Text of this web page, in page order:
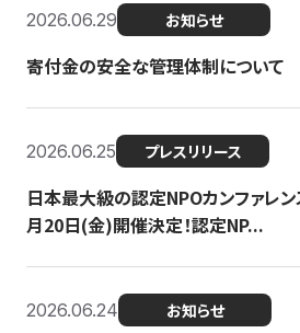
2026.06.29 お知らせ
寄付金の安全な管理体制について
2026.06.25 プレスリリース
日本最大級の認定NPOカンファレ
月20日(金)開催決定！認定NP...
2026.06.24 お知らせ